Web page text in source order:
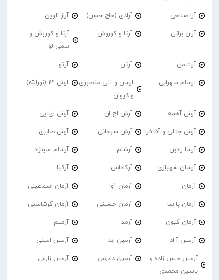
آرا صلاحی آرادی (حاج حسن) آراز الوین
آران براتی آرتا و کوروش
آرتا و کوروش و
سمی لو
آرت‌من آرتن آرتو
آرسام سهرابی
آرسن و آتی منصوری
و کیوان
آرش 13 (نورالله)
آرش آهمه آرش اچ ان آرش ای پی
آرش جلالی و آقا فرا آرش سبحانی آرش صابری
آرشا رادین آرشام آرشام علینژاد
آرشان شهبازی آرکاداش آرکیا
آرمان آرمان آوا آرمان اسماعیلی
آرمان پارسا آرمان حسینی آرمان گرشاسبی
آرمان گیون آرمد آرمیم
آرمین آراد آرمین ابد آرمین امینی
آرمین حسن زاده و
یاسین محمدی
آرمین دادرس آرمین زارعی